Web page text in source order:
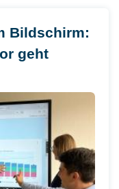
Bildschirm:
geht